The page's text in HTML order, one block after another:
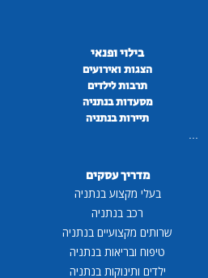
בילוי ופנאי
הצגות ואירועים
תרבות לילדים
מסעדות בנתניה
תיירות בנתניה
...
מדריך עסקים
בעלי מקצוע בנתניה
רכב בנתניה
שרותים מקצועיים בנתניה
טיפוח ובריאות בנתניה
ילדים ותינוקות בנתניה